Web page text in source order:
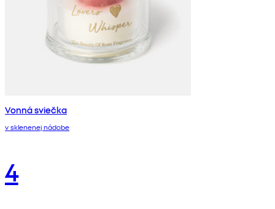
Vonná sviečka
v sklenenej nádobe
4